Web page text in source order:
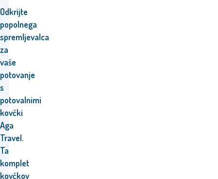
Odkrijte
popolnega
spremljevalca
za
vaše
potovanje
s
potovalnimi
kovčki
Aga
Travel.
Ta
komplet
kovčkov